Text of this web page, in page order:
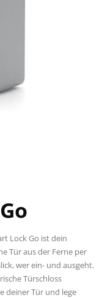
Lock Go ist dein
Tür aus der Ferne per
wer ein- und ausgeht.
Türschloss
deiner Tür und lege